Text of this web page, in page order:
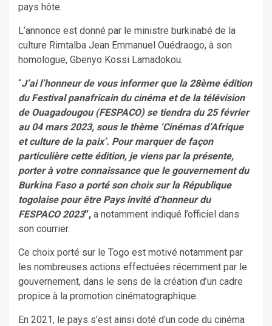
pays hôte.
L’annonce est donné par le ministre burkinabé de la
culture Rimtalba Jean Emmanuel Ouédraogo, à son
homologue, Gbenyo Kossi Lamadokou.
“J’ai l’honneur de vous informer que la 28ème édition
du Festival panafricain du cinéma et de la télévision
de Ouagadougou (FESPACO) se tiendra du 25 février
au 04 mars 2023, sous le thème ‘Cinémas d’Afrique
et culture de la paix’. Pour marquer de façon
particulière cette édition, je viens par la présente,
porter à votre connaissance que le gouvernement du
Burkina Faso a porté son choix sur la République
togolaise pour être Pays invité d’honneur du
FESPACO 2023”, a notamment indiqué l’officiel dans
son courrier.
Ce choix porté sur le Togo est motivé notamment par
les nombreuses actions effectuées récemment par le
gouvernement, dans le sens de la création d’un cadre
propice à la promotion cinématographique.
En 2021, le pays s’est ainsi doté d’un code du cinéma